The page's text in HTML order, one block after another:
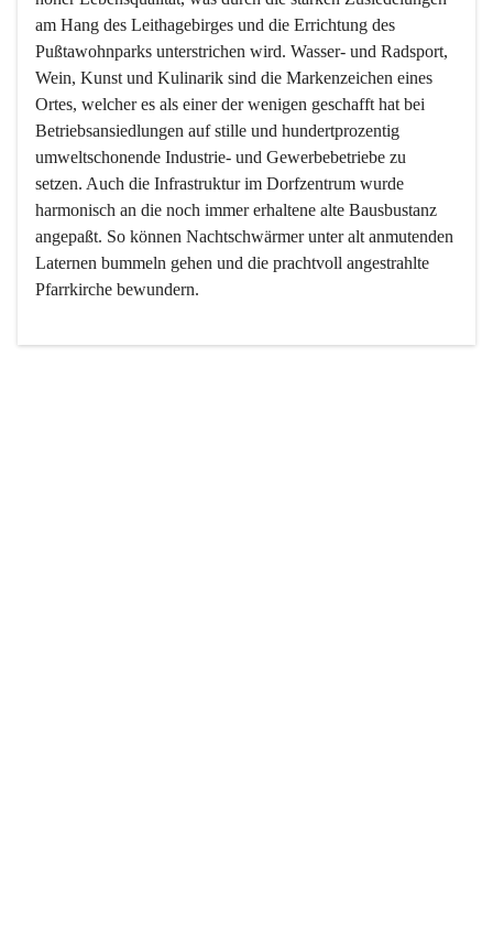
am Hang des Leithagebirges und die Errichtung des
Pußtawohnparks unterstrichen wird. Wasser- und Radsport,
Wein, Kunst und Kulinarik sind die Markenzeichen eines
Ortes, welcher es als einer der wenigen geschafft hat bei
Betriebsansiedlungen auf stille und hundertprozentig
umweltschonende Industrie- und Gewerbebetriebe zu
setzen. Auch die Infrastruktur im Dorfzentrum wurde
harmonisch an die noch immer erhaltene alte Bausbustanz
angepaßt. So können Nachtschwärmer unter alt anmutenden
Laternen bummeln gehen und die prachtvoll angestrahlte
Pfarrkirche bewundern.
Der Weinbau dominert heute nicht mehr, ist aber integrativer